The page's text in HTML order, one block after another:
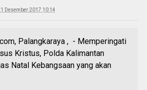
Desember 2017 10:14
Palangkaraya , - Memperingati
Kristus, Polda Kalimantan
Natal Kebangsaan yang akan